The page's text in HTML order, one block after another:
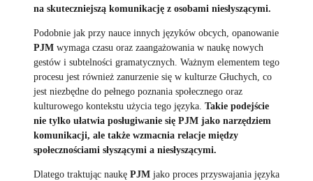
na skuteczniejszą komunikację z osobami niesłyszącymi.
Podobnie jak przy nauce innych języków obcych, opanowanie
PJM wymaga czasu oraz zaangażowania w naukę nowych
gestów i subtelności gramatycznych. Ważnym elementem tego
procesu jest również zanurzenie się w kulturze Głuchych, co
jest niezbędne do pełnego poznania społecznego oraz
kulturowego kontekstu użycia tego języka. Takie podejście
nie tylko ułatwia posługiwanie się PJM jako narzędziem
komunikacji, ale także wzmacnia relacje między
społecznościami słyszącymi a niesłyszącymi.
Dlatego traktując naukę PJM jako proces przyswajania języka